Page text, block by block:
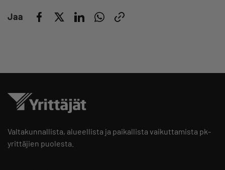
Jaa
Valtakunnallista, alueellista ja paikallista vaikuttamista pk-
yrittäjien puolesta.